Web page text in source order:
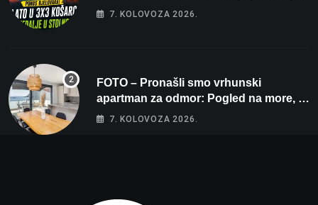
Hrvatske u stolnom tenisu!
7. KOLOVOZA 2026.
FOTO – Pronašli smo vrhunski
apartman za odmor: Pogled na more, tri
spavaće sobe i terasa koja osvaja
7. KOLOVOZA 2026.